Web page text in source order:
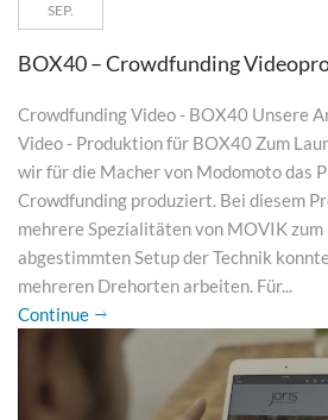
SEP.
BOX40 – Crowdfunding
Crowdfunding Video - BOX40 Unsere
Video - Produktion für BOX40 Zum
wir für die Macher von Modomoto das
Crowdfunding produziert. Bei diesem
mehrere Spezialitäten von MOVIK
abgestimmten Setup der Technik
mehreren Drehorten arbeiten. Für...
Continue